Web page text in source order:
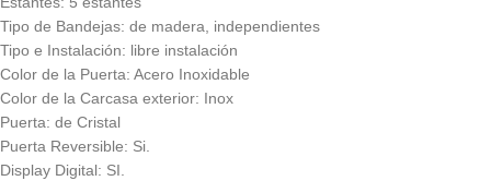
Tipo de Bandejas: de madera, independientes
Tipo e Instalación: libre instalación
Color de la Puerta: Acero Inoxidable
Color de la Carcasa exterior: Inox
Puerta: de Cristal
Puerta Reversible: Si.
Display Digital: SI.